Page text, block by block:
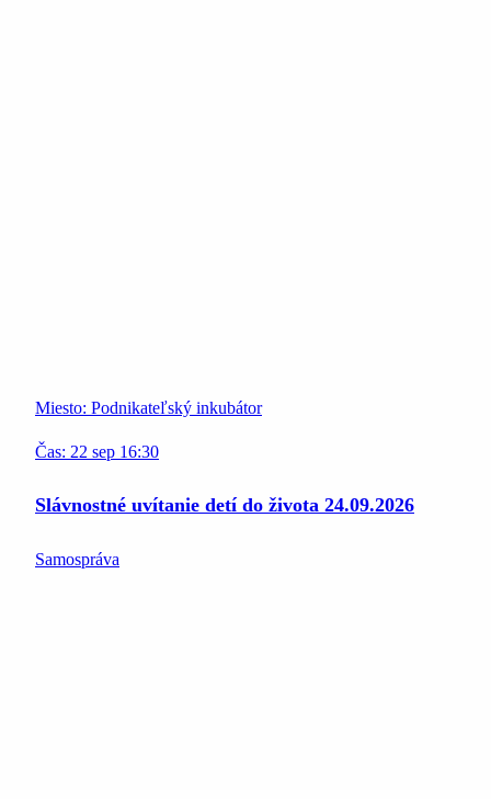
Miesto: Podnikateľský inkubátor
Čas: 22 sep 16:30
Slávnostné uvítanie detí do života 24.09.2026
Samospráva